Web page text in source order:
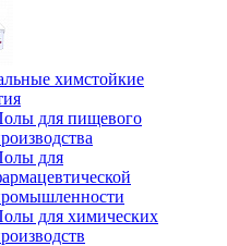
химстойкие
для пищевого
для
для химических